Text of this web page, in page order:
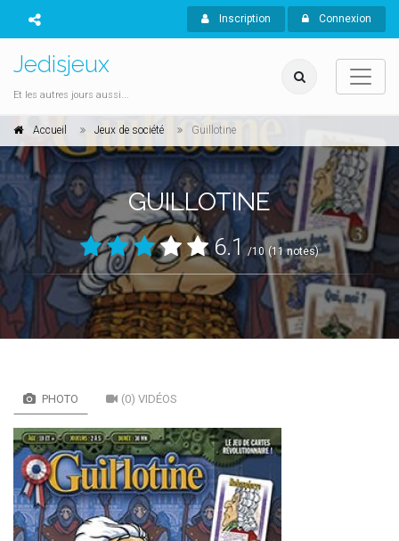
Inscription Connexion
Jedisjeux
Et les autres jours aussi...
Accueil Jeux de société Guillotine
GUILLOTINE
6.1 /10 (11 notes)
PHOTO (0) VIDÉOS